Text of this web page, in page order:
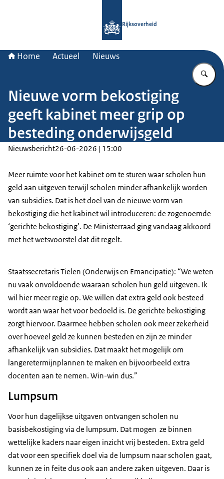
Rijksoverheid
Home Actueel Nieuws
Nieuwe vorm bekostiging
geeft kabinet meer grip op
besteding onderwijsgeld
Nieuwsbericht26-06-2026 | 15:00
Meer ruimte voor het kabinet om te sturen waar scholen hun
geld aan uitgeven terwijl scholen minder afhankelijk worden
van subsidies. Dat is het doel van de nieuwe vorm van
bekostiging die het kabinet wil introduceren: de zogenoemde
‘gerichte bekostiging’. De Ministerraad ging vandaag akkoord
met het wetsvoorstel dat dit regelt.
Staatssecretaris Tielen (Onderwijs en Emancipatie): “We weten
nu vaak onvoldoende waaraan scholen hun geld uitgeven. Ik
wil hier meer regie op. We willen dat extra geld ook besteed
wordt aan waar het voor bedoeld is. De gerichte bekostiging
zorgt hiervoor. Daarmee hebben scholen ook meer zekerheid
over hoeveel geld ze kunnen besteden en zijn ze minder
afhankelijk van subsidies. Dat maakt het mogelijk om
langeretermijnplannen te maken en bijvoorbeeld extra
docenten aan te nemen. Win-win dus.”
Lumpsum
Voor hun dagelijkse uitgaven ontvangen scholen nu
basisbekostiging via de lumpsum. Dat mogen ze binnen
wettelijke kaders naar eigen inzicht vrij besteden. Extra geld
dat voor een specifiek doel via de lumpsum naar scholen gaat,
kunnen ze in feite dus ook aan andere zaken uitgeven. Daar is